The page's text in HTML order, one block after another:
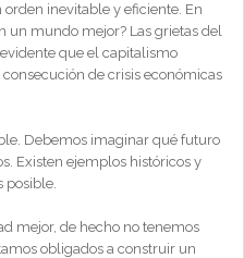
inevitable y eficiente. En
un mundo mejor? Las grietas del
que el capitalismo
de crisis económicas
Debemos imaginar qué futuro
Existen ejemplos históricos y
posible.
mejor, de hecho no tenemos
obligados a construir un